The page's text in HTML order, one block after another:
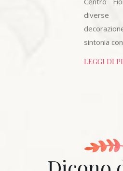
sintonia
LEGGI DI